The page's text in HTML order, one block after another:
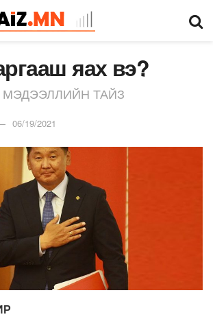
яах вэ?
ТАЙЗ
06/19/2021